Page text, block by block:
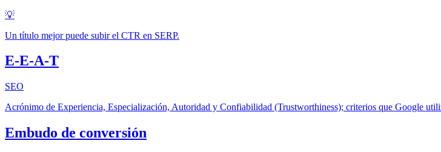
💡
Un título mejor puede subir el CTR en SERP.
E-E-A-T
SEO
Acrónimo de Experiencia, Especialización, Autoridad y Confiabilidad (Trustworthiness); criterios que Google
Embudo de conversión